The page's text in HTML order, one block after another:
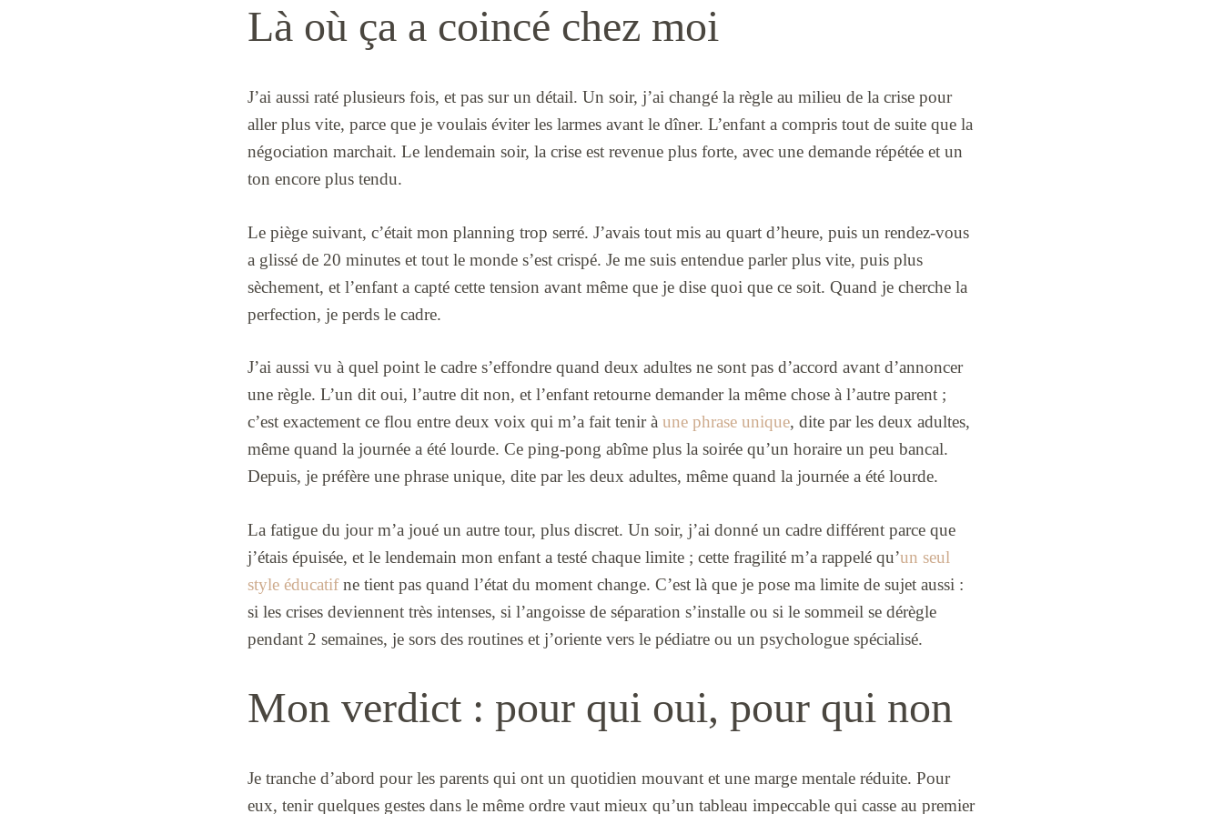
Là où ça a coincé chez moi
J’ai aussi raté plusieurs fois, et pas sur un détail. Un soir, j’ai changé la règle au milieu de la crise pour
aller plus vite, parce que je voulais éviter les larmes avant le dîner. L’enfant a compris tout de suite que la
négociation marchait. Le lendemain soir, la crise est revenue plus forte, avec une demande répétée et un
ton encore plus tendu.
Le piège suivant, c’était mon planning trop serré. J’avais tout mis au quart d’heure, puis un rendez-vous
a glissé de 20 minutes et tout le monde s’est crispé. Je me suis entendue parler plus vite, puis plus
sèchement, et l’enfant a capté cette tension avant même que je dise quoi que ce soit. Quand je cherche la
perfection, je perds le cadre.
J’ai aussi vu à quel point le cadre s’effondre quand deux adultes ne sont pas d’accord avant d’annoncer
une règle. L’un dit oui, l’autre dit non, et l’enfant retourne demander la même chose à l’autre parent ;
c’est exactement ce flou entre deux voix qui m’a fait tenir à une phrase unique, dite par les deux adultes,
même quand la journée a été lourde. Ce ping-pong abîme plus la soirée qu’un horaire un peu bancal.
Depuis, je préfère une phrase unique, dite par les deux adultes, même quand la journée a été lourde.
La fatigue du jour m’a joué un autre tour, plus discret. Un soir, j’ai donné un cadre différent parce que
j’étais épuisée, et le lendemain mon enfant a testé chaque limite ; cette fragilité m’a rappelé qu’un seul
style éducatifne tient pas quand l’état du moment change. C’est là que je pose ma limite de sujet aussi :
si les crises deviennent très intenses, si l’angoisse de séparation s’installe ou si le sommeil se dérègle
pendant 2 semaines, je sors des routines et j’oriente vers le pédiatre ou un psychologue spécialisé.
Mon verdict : pour qui oui, pour qui non
Je tranche d’abord pour les parents qui ont un quotidien mouvant et une marge mentale réduite. Pour
eux, tenir quelques gestes dans le même ordre vaut mieux qu’un tableau impeccable qui casse au premier